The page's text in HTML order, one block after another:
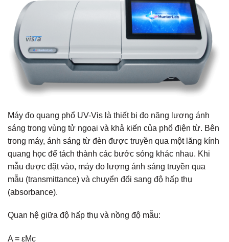
Máy đo quang phổ UV-Vis là thiết bị đo năng lượng ánh
sáng trong vùng tử ngoại và khả kiến của phổ điện từ. Bên
trong máy, ánh sáng từ đèn được truyền qua một lăng kính
quang học để tách thành các bước sóng khác nhau. Khi
mẫu được đặt vào, máy đo lượng ánh sáng truyền qua
mẫu (transmittance) và chuyển đổi sang độ hấp thụ
(absorbance).
Quan hệ giữa độ hấp thụ và nồng độ mẫu:
A = εMc